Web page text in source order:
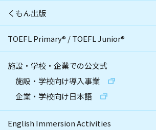
くもん出版
TOEFL Primary® /TOEFL Junior®
施設・学校・企業での公文式
施設・学校向け導入事業
企業・学校向け日本語
English Immersion Activities